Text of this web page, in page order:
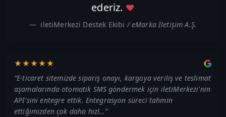
ederiz. ♥
iletiMerkezi Destek Ekibi/ eMarka İletişim A.Ş.
★★★★★
“E-ticaret sitemizde sipariş onayı, kargoya veriliş ve teslimat
aşamalarında otomatik SMS göndermek için iletiMerkezi'nin
API'sini entegre ettik. Entegrasyon süreci tahmin
ettiğimizden çok daha hızl…”